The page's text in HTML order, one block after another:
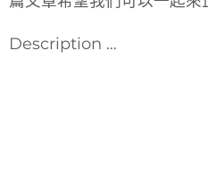
Description …